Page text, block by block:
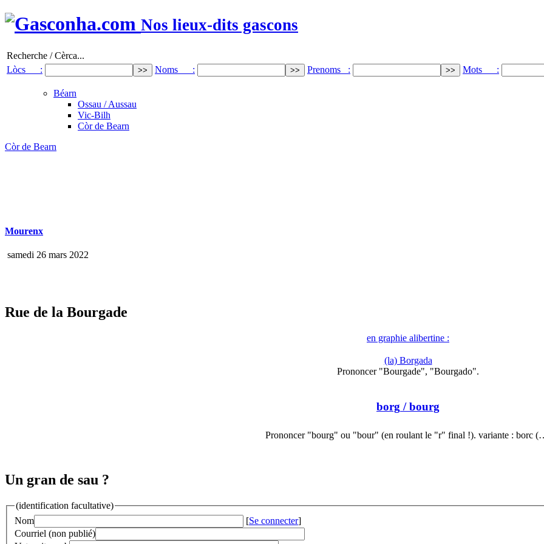
Nos lieux-dits gascons
Recherche / Cèrca...
Lòcs :
Noms : Prenoms : Mots :
Béarn
Ossau / Aussau
Vic-Bilh
Còr de Bearn
Còr de Bearn
Mourenx
samedi 26 mars 2022
Rue de la Bourgade
en graphie alibertine :
(la) Borgada
Prononcer "Bourgade", "Bourgado".
borg / bourg
Prononcer "bourg" ou "bour" (en roulant le "r" final !). variante : borc
Un gran de sau ?
(identification facultative)
Nom
[Se connecter]
Courriel (non publié)